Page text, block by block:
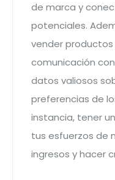
de marca y
potenciales.
vender productos
comunicación
datos valiosos
preferencias de
instancia, tener
tus esfuerzos de
ingresos y hacer